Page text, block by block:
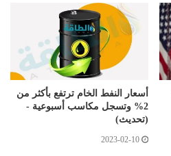
أسعار النفط الخام ترتفع بأكثر من
2% وتسجل مكاسب أسبوعية -
(تحديث)
2023-02-10